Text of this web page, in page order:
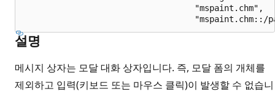
                                   "mspaint.chm",
설명
메시지 상자는 모달 대화 상자입니다. 즉, 모달 폼의 개체를
제외하고 입력(키보드 또는 마우스 클릭)이 발생할 수 없습니